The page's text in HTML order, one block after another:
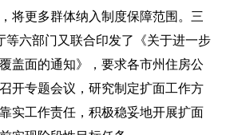
将更多群体纳入制度保障范围。三
等六部门又联合印发了《关于进一步
盖面的通知》，要求各市州住房公
开专题会议，研究制定扩面工作方
实工作责任，积极稳妥地开展扩面